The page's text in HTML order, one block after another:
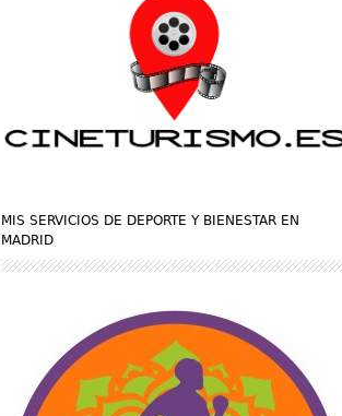
MIS SERVICIOS DE DEPORTE Y BIENESTAR EN
MADRID